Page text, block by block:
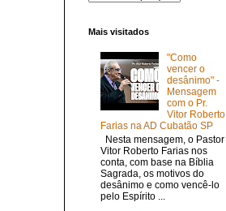
Mais visitados
"Como
vencer o
desânimo" -
Mensagem
com o Pr.
Vitor Roberto
Farias na AD Cubatão SP
Nesta mensagem, o Pastor
Vitor Roberto Farias nos
conta, com base na Bíblia
Sagrada, os motivos do
desânimo e como vencê-lo
pelo Espírito ...